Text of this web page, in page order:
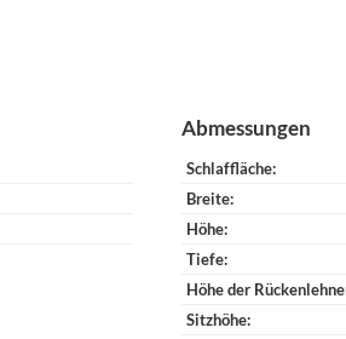
Abmessungen
Schlaffläche
Breite
Höhe
Tiefe
Höhe der Rückenlehne
Sitzhöhe